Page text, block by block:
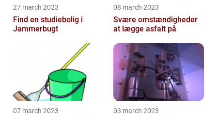
27 march 2023
Find en studiebolig i
Jammerbugt
08 march 2023
Svære omstændigheder
at lægge asfalt på
07 march 2023 03 march 2023